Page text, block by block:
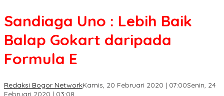
Sandiaga Uno : Lebih Baik
Balap Gokart daripada
Formula E
Redaksi Bogor NetworkKamis, 20 Februari 2020 | 07:00Senin, 24
Februari 2020 | 03:08